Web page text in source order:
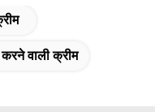
वाली क्रीम